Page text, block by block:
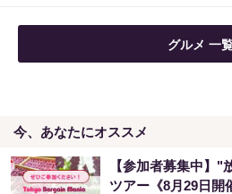
グルメ 一
今、あなたにオススメ
【参加者募集中】"
ツアー《8月29日開